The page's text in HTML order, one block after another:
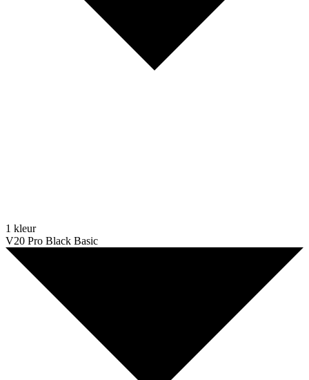
1 kleur
V20 Pro Black Basic